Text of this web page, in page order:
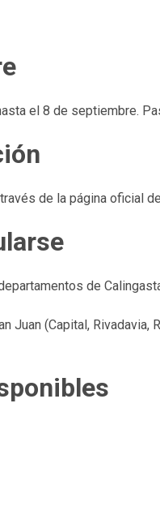
el 8 de septiembre.
de la página oficial
de
Juan (Capital,